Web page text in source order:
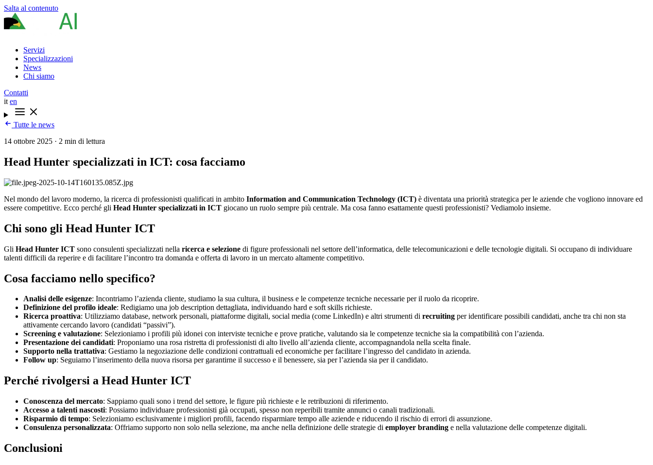
Salta al contenuto
Servizi
Specializzazioni
News
Chi siamo
Contatti
it en
Tutte le news
14 ottobre 2025 · 2 min di lettura
Head Hunter specializzati in ICT: cosa facciamo
Nel mondo del lavoro moderno, la ricerca di professionisti qualificati in ambito Information and Communication Technology (ICT) è diventata una priorità strategica per le aziende che vogliono innovare ed
essere competitive. Ecco perché gli Head Hunter specializzati in ICT giocano un ruolo sempre più centrale. Ma cosa fanno esattamente questi professionisti? Vediamolo insieme.
Chi sono gli Head Hunter ICT
Gli Head Hunter ICT sono consulenti specializzati nella ricerca e selezione di figure professionali nel settore dell’informatica, delle telecomunicazioni e delle tecnologie digitali. Si occupano di individuare
talenti difficili da reperire e di facilitare l’incontro tra domanda e offerta di lavoro in un mercato altamente competitivo.
Cosa facciamo nello specifico?
Analisi delle esigenze: Incontriamo l’azienda cliente, studiamo la sua cultura, il business e le competenze tecniche necessarie per il ruolo da ricoprire.
Definizione del profilo ideale: Redigiamo una job description dettagliata, individuando hard e soft skills richieste.
Ricerca proattiva: Utilizziamo database, network personali, piattaforme digitali, social media (come LinkedIn) e altri strumenti di recruiting per identificare possibili candidati, anche tra chi non sta
attivamente cercando lavoro (candidati “passivi”).
Screening e valutazione: Selezioniamo i profili più idonei con interviste tecniche e prove pratiche, valutando sia le competenze tecniche sia la compatibilità con l’azienda.
Presentazione dei candidati: Proponiamo una rosa ristretta di professionisti di alto livello all’azienda cliente, accompagnandola nella scelta finale.
Supporto nella trattativa: Gestiamo la negoziazione delle condizioni contrattuali ed economiche per facilitare l’ingresso del candidato in azienda.
Follow up: Seguiamo l’inserimento della nuova risorsa per garantirne il successo e il benessere, sia per l’azienda sia per il candidato.
Perché rivolgersi a Head Hunter ICT
Conoscenza del mercato: Sappiamo quali sono i trend del settore, le figure più richieste e le retribuzioni di riferimento.
Accesso a talenti nascosti: Possiamo individuare professionisti già occupati, spesso non reperibili tramite annunci o canali tradizionali.
Risparmio di tempo: Selezioniamo esclusivamente i migliori profili, facendo risparmiare tempo alle aziende e riducendo il rischio di errori di assunzione.
Consulenza personalizzata: Offriamo supporto non solo nella selezione, ma anche nella definizione delle strategie di employer branding e nella valutazione delle competenze digitali.
Conclusioni